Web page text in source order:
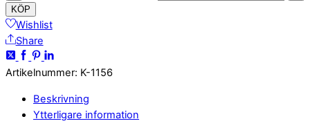
KÖP
Wishlist
Share
Artikelnummer: K-1156
Beskrivning
Ytterligare information